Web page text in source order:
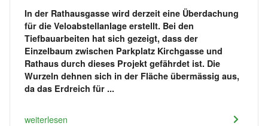
In der Rathausgasse wird derzeit eine Überdachung
für die Veloabstellanlage erstellt. Bei den
Tiefbauarbeiten hat sich gezeigt, dass der
Einzelbaum zwischen Parkplatz Kirchgasse und
Rathaus durch dieses Projekt gefährdet ist. Die
Wurzeln dehnen sich in der Fläche übermässig aus,
da das Erdreich für ...
weiterlesen